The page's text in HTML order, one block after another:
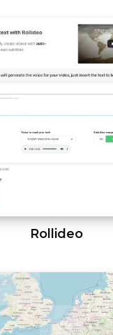
Rollideo